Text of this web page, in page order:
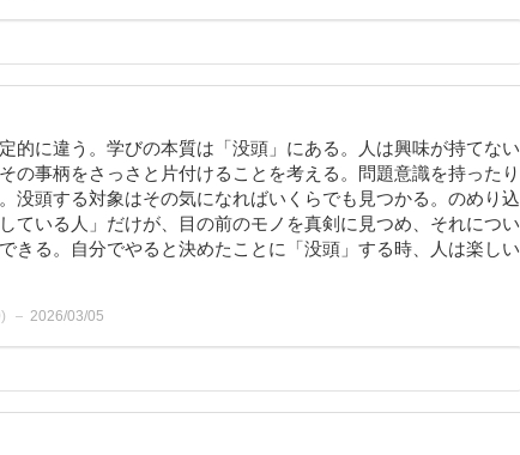
的に違う。学びの本質は「没頭」にある。人は興味が持てない
の事柄をさっさと片付けることを考える。問題意識を持ったり
没頭する対象はその気になればいくらでも見つかる。のめり込
ている人」だけが、目の前のモノを真剣に見つめ、それについ
きる。自分でやると決めたことに「没頭」する時、人は楽しい
) 2026/03/05